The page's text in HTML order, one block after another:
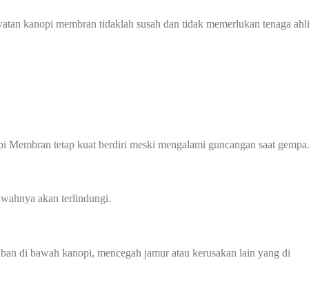
kanopi membran tidaklah susah dan tidak memerlukan tenaga ahli
tetap kuat berdiri meski mengalami guncangan saat gempa.
akan terlindungi.
di bawah kanopi, mencegah jamur atau kerusakan lain yang di